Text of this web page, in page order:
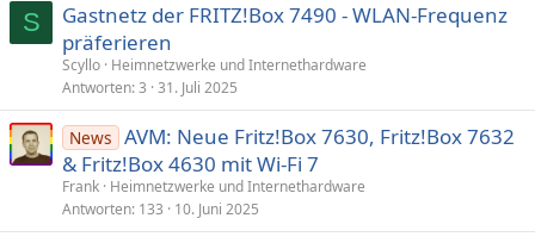
S
Gastnetz der FRITZ!Box 7490 - WLAN-Frequenz
präferieren
Scyllo Heimnetzwerke und Internethardware
Antworten 3 31. Juli 2025
News AVM: Neue Fritz!Box 7630, Fritz!Box 7632
& Fritz!Box 4630 mit Wi-Fi 7
Frank Heimnetzwerke und Internethardware
Antworten 133 10. Juni 2025